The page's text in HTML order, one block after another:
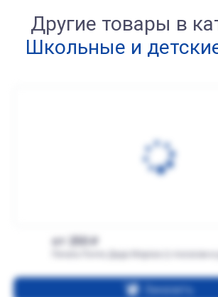
Другие товары в
Школьные и
от 250
Заказать